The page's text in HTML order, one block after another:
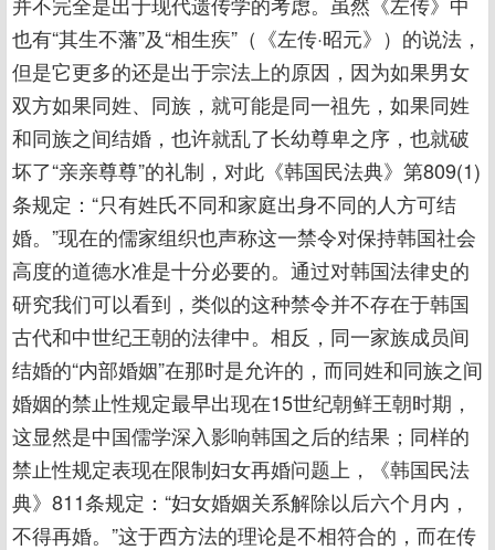
也有“其生不藩”及“相生疾”（《左传·昭元》）的说法，
但是它更多的还是出于宗法上的原因，因为如果男女
双方如果同姓、同族，就可能是同一祖先，如果同姓
和同族之间结婚，也许就乱了长幼尊卑之序，也就破
坏了“亲亲尊尊”的礼制，对此《韩国民法典》第809(1)
条规定：“只有姓氏不同和家庭出身不同的人方可结
婚。”现在的儒家组织也声称这一禁令对保持韩国社会
高度的道德水准是十分必要的。通过对韩国法律史的
研究我们可以看到，类似的这种禁令并不存在于韩国
古代和中世纪王朝的法律中。相反，同一家族成员间
结婚的“内部婚姻”在那时是允许的，而同姓和同族之间
婚姻的禁止性规定最早出现在15世纪朝鲜王朝时期，
这显然是中国儒学深入影响韩国之后的结果；同样的
禁止性规定表现在限制妇女再婚问题上，《韩国民法
典》811条规定：“妇女婚姻关系解除以后六个月内，
不得再婚。”这于西方法的理论是不相符合的，而在传